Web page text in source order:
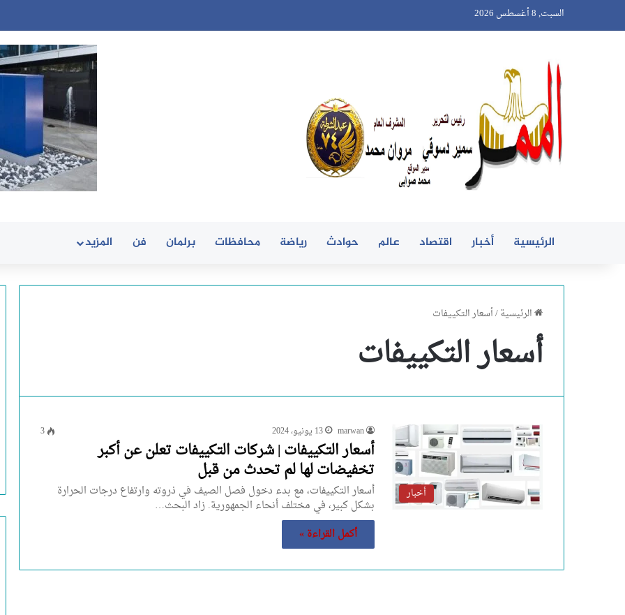
السبت, 8 أغسطس 2026
الرئيسية أخبار اقتصاد عالم حوادث رياضة محافظات برلمان فن المزيد
الرئيسية/أسعار التكييفات
أسعار التكييفات
أخبار
marwan 13 يونيو، 2024 3
أسعار التكييفات | شركات التكييفات تعلن عن أكبر
تخفيضات لها لم تحدث من قبل
أسعار التكييفات، مع بدء دخول فصل الصيف في ذروته وارتفاع درجات الحرارة
بشكل كبير، في مختلف أنحاء الجمهورية. زاد البحث…
أكمل القراءة »